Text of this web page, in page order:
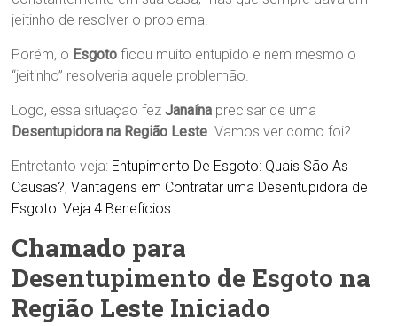
jeitinho de resolver o problema.
Porém, o Esgoto ficou muito entupido e nem mesmo o
“jeitinho” resolveria aquele problemão.
Logo, essa situação fezJanaína precisar de uma
Desentupidora na Região Leste. Vamos ver como foi?
Entretanto veja: Entupimento De Esgoto: Quais São As
Causas?;Vantagens em Contratar uma Desentupidora de
Esgoto: Veja 4 Benefícios
Chamado para
Desentupimento de Esgoto na
Região Leste Iniciado